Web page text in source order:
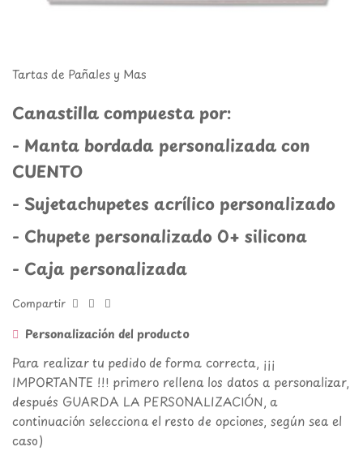
Tartas de Pañales y Mas
Canastilla compuesta por:
- Manta bordada personalizada con
CUENTO
- Sujetachupetes acrílico personalizado
- Chupete personalizado 0+ silicona
- Caja personalizada
Compartir
Personalización del producto
Para realizar tu pedido de forma correcta, ¡¡¡
IMPORTANTE !!! primero rellena los datos a personalizar,
después GUARDA LA PERSONALIZACIÓN, a
continuación selecciona el resto de opciones, según sea el
caso)